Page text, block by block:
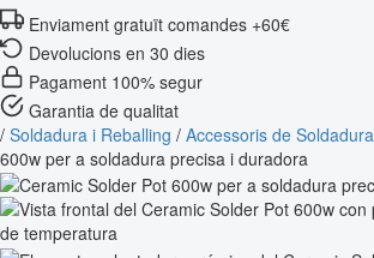
Enviament gratuït comandes +60€
Devolucions en 30 dies
Pagament 100% segur
Garantia de qualitat
/ Soldadura i Reballing / Accessoris de Soldadura
600w per a soldadura precisa i duradora